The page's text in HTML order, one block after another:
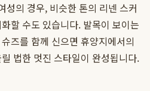
성의 경우, 비슷한 톤의 리넨 스커
할 수도 있습니다. 발목이 보이는
즈를 함께 신으면 휴양지에서의
법한 멋진 스타일이 완성됩니다.